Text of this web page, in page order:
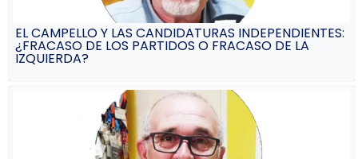
EL CAMPELLO Y LAS CANDIDATURAS INDEPENDIENTES:
¿FRACASO DE LOS PARTIDOS O FRACASO DE LA
IZQUIERDA?